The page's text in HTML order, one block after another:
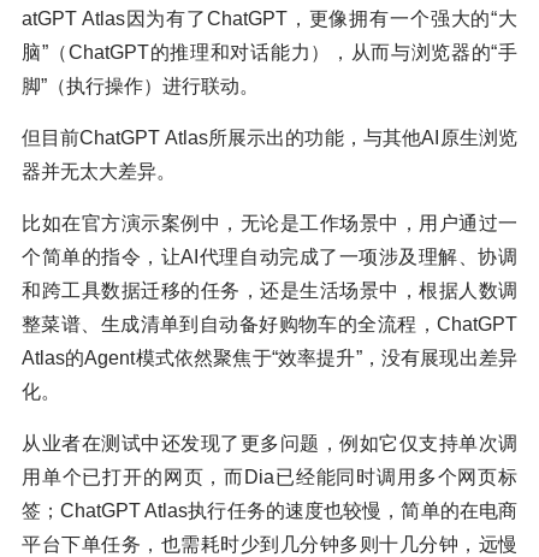
atGPT Atlas因为有了ChatGPT，更像拥有一个强大的“大
脑”（ChatGPT的推理和对话能力），从而与浏览器的“手
脚”（执行操作）进行联动。
但目前ChatGPT Atlas所展示出的功能，与其他AI原生浏览
器并无太大差异。
比如在官方演示案例中，无论是工作场景中，用户通过一
个简单的指令，让AI代理自动完成了一项涉及理解、协调
和跨工具数据迁移的任务，还是生活场景中，根据人数调
整菜谱、生成清单到自动备好购物车的全流程，ChatGPT
Atlas的Agent模式依然聚焦于“效率提升”，没有展现出差异
化。
从业者在测试中还发现了更多问题，例如它仅支持单次调
用单个已打开的网页，而Dia已经能同时调用多个网页标
签；ChatGPT Atlas执行任务的速度也较慢，简单的在电商
平台下单任务，也需耗时少到几分钟多则十几分钟，远慢